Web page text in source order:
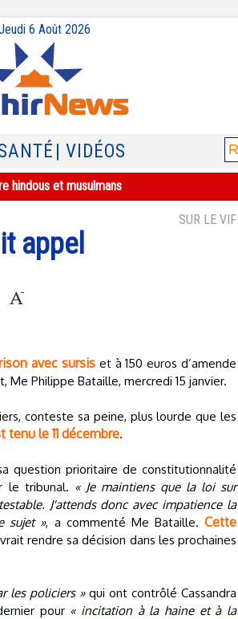
6 Août 2026
SANTÉ | VIDÉOS
hindous et musulmans
SUR LE VIF
appel
avec sursiset à 150 euros d’amende
Philippe Bataille, mercredi 15 janvier.
conteste sa peine, plus lourde que les
tenu le 11 décembre.
question prioritaire de constitutionnalité
le tribunal. « Je maintiens que la loi sur
J'attends donc avec impatience la
sujet », a commenté Me Bataille.Cette
rendre sa décision dans les prochaines
les policiers »qui ont contrôlé Cassandra
pour « incitation à la haine et à la